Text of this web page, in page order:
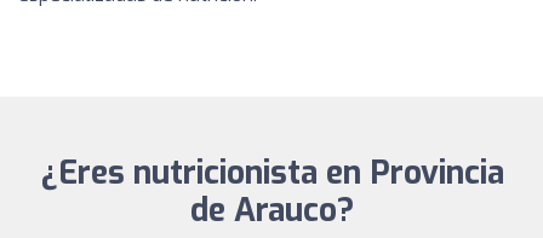
¿Eres nutricionista en Provincia
de Arauco?